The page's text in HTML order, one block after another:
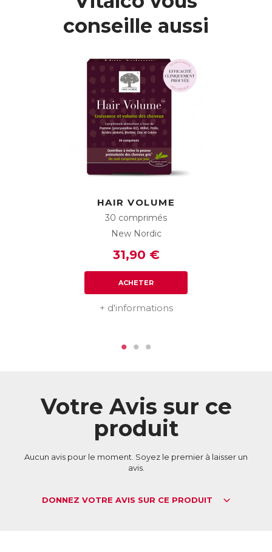
conseille aussi
HAIR VOLUME
30 comprimés
New Nordic
31,90 €
ACHETER
+ d'informations
Votre Avis sur ce
produit
Aucun avis pour le moment. Soyez le premier à laisser un
avis.
DONNEZ VOTRE AVIS SUR CE PRODUIT